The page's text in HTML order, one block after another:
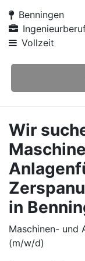
Benningen
Vollzeit
Wir
in
Maschinen- und
(m/w/d)